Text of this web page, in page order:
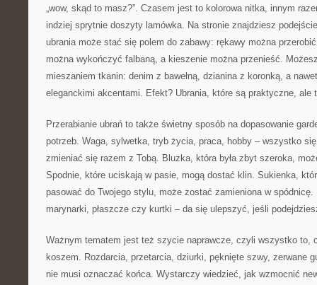
„wow, skąd to masz?”. Czasem jest to kolorowa nitka, innym
indziej sprytnie doszyty lamówka. Na stronie znajdziesz
ubrania może stać się polem do zabawy: rękawy można
można wykończyć falbaną, a kieszenie można przenieść.
mieszaniem tkanin: denim z bawełną, dzianina z koronką, a
eleganckimi akcentami. Efekt? Ubrania, które są praktyczne, ale
Przerabianie ubrań to także świetny sposób na dopasowanie
potrzeb. Waga, sylwetka, tryb życia, praca, hobby – wszystko
zmieniać się razem z Tobą. Bluzka, która była zbyt szeroka,
Spodnie, które uciskają w pasie, mogą dostać klin. Sukienka,
pasować do Twojego stylu, może zostać zamieniona w spódnicę.
marynarki, płaszcze czy kurtki – da się ulepszyć, jeśli
Ważnym tematem jest też szycie naprawcze, czyli wszystko to,
koszem. Rozdarcia, przetarcia, dziurki, pęknięte szwy, zerwane
nie musi oznaczać końca. Wystarczy wiedzieć, jak wzmocnić